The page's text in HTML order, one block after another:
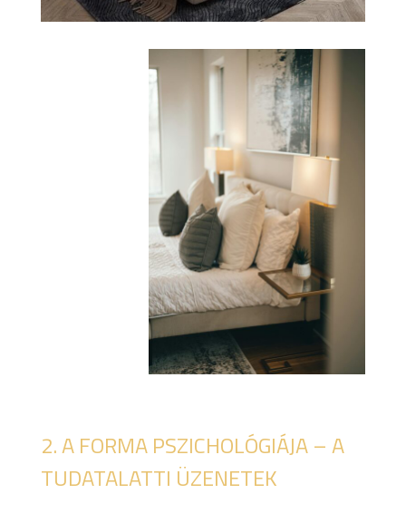
2. A FORMA PSZICHOLÓGIÁJA – A
TUDATALATTI ÜZENETEK